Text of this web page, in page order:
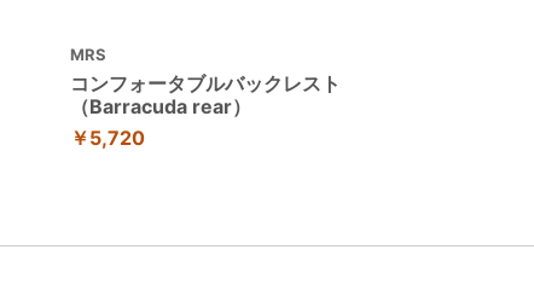
MRS
コンフォータブルバックレスト
（Barracuda rear）
￥5,720